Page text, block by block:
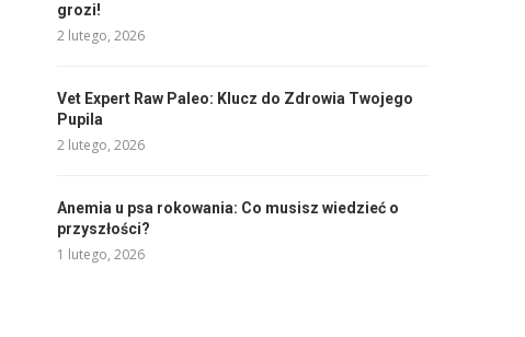
grozi!
2 lutego, 2026
Vet Expert Raw Paleo: Klucz do Zdrowia Twojego
Pupila
2 lutego, 2026
Anemia u psa rokowania: Co musisz wiedzieć o
przyszłości?
1 lutego, 2026